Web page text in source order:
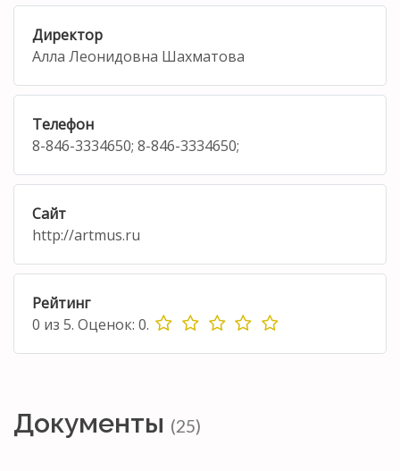
Директор
Алла Леонидовна Шахматова
Телефон
8-846-3334650; 8-846-3334650;
Сайт
http://artmus.ru
Рейтинг
0 из 5. Оценок: 0.
Документы (25)